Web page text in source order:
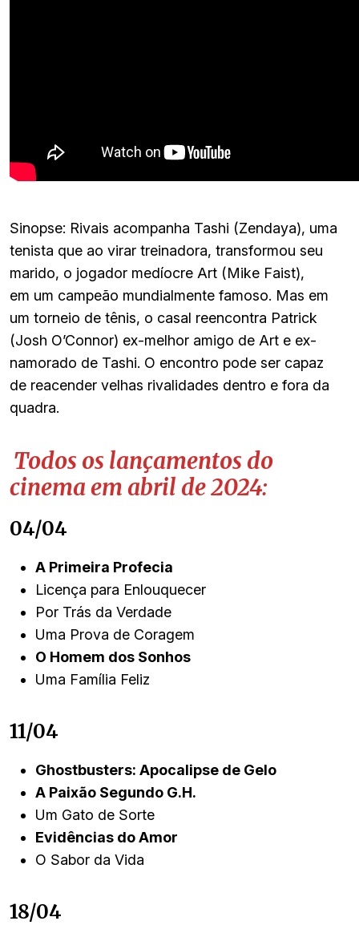
Sinopse: Rivais acompanha Tashi (Zendaya), uma
tenista que ao virar treinadora, transformou seu
marido, o jogador medíocre Art (Mike Faist),
em um campeão mundialmente famoso. Mas em
um torneio de tênis, o casal reencontra Patrick
(Josh O’Connor) ex-melhor amigo de Art e ex-
namorado de Tashi. O encontro pode ser capaz
de reacender velhas rivalidades dentro e fora da
quadra.
Todos os lançamentos do
cinema em abril de 2024:
04/04
A Primeira Profecia
Licença para Enlouquecer
Por Trás da Verdade
Uma Prova de Coragem
O Homem dos Sonhos
Uma Família Feliz
11/04
Ghostbusters: Apocalipse de Gelo
A Paixão Segundo G.H.
Um Gato de Sorte
Evidências do Amor
O Sabor da Vida
18/04